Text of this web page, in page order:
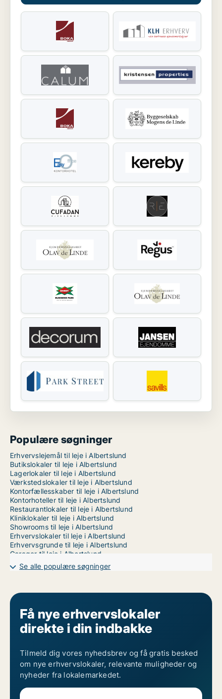
Populære søgninger
Erhvervslejemål til leje i Albertslund
Butikslokaler til leje i Albertslund
Lagerlokaler til leje i Albertslund
Værkstedslokaler til leje i Albertslund
Kontorfællesskaber til leje i Albertslund
Kontorhoteller til leje i Albertslund
Restaurantlokaler til leje i Albertslund
Kliniklokaler til leje i Albertslund
Showrooms til leje i Albertslund
Erhvervslokaler til leje i Albertslund
Erhvervsgrunde til leje i Albertslund
Garager til leje i Albertslund
Kontorlokaler til leje i København
Se alle populære søgninger
Få nye erhvervslokaler
direkte i din indbakke
Tilmeld dig vores nyhedsbrev og få gratis besked
om nye erhvervslokaler, relevante muligheder og
nyheder fra lokalemarkedet.